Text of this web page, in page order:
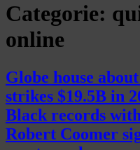
Categorie:
online
Globe house
strikes $19.5B in
Black records
Robert Coomer